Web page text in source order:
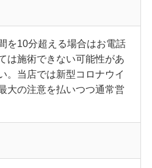
を10分超える場合はお電話
は施術できない可能性があ
。当店では新型コロナウイ
大の注意を払いつつ通常営